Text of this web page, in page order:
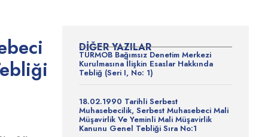
DIĞER YAZILAR
TÜRMOB Bağımsız Denetim Merkezi
Kurulmasına İlişkin Esaslar Hakkında
Tebliğ (Seri I, No: 1)
18.02.1990 Tarihli Serbest
Muhasebecilik, Serbest Muhasebeci Mali
Müşavirlik Ve Yeminli Mali Müşavirlik
Kanunu Genel Tebliği Sıra No:1